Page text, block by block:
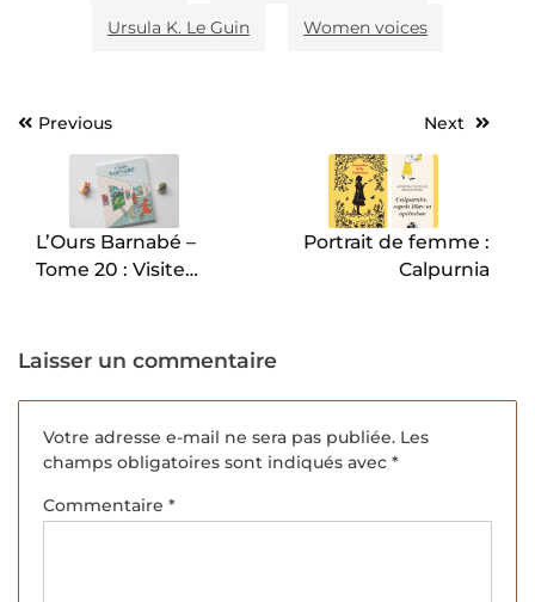
Ursula K. Le Guin Women voices
Navigation
l’article
Previous
L’Ours Barnabé –
Tome 20 : Visite
Next
Portrait de femme :
Calpurnia
Laisser un commentaire
Votre adresse e-mail ne sera pas publiée. Les
champs obligatoires sont indiqués avec *
Commentaire *